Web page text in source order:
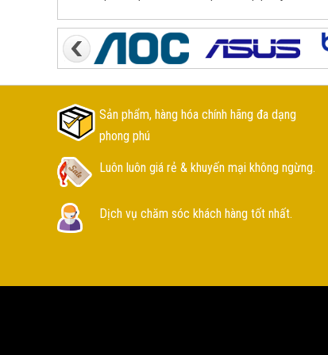
Sản phẩm, hàng hóa chính hãng đa dạng
phong phú
Luôn luôn giá rẻ & khuyến mại không ngừng.
Dịch vụ chăm sóc khách hàng tốt nhất.